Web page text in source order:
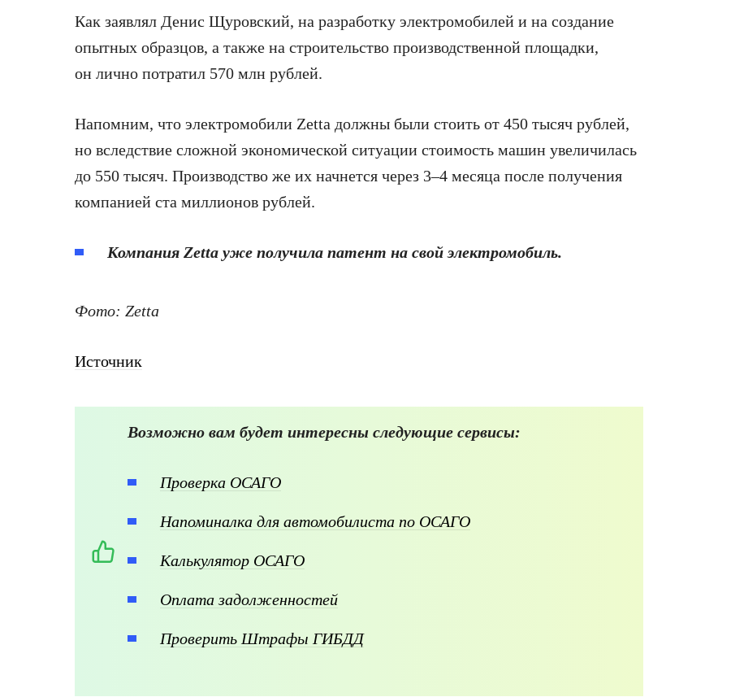
Как заявлял Денис Щуровский, на разработку электромобилей и на создание
опытных образцов, а также на строительство производственной площадки,
он лично потратил 570 млн рублей.
Напомним, что электромобили Zetta должны были стоить от 450 тысяч рублей,
но вследствие сложной экономической ситуации стоимость машин увеличилась
до 550 тысяч. Производство же их начнется через 3–4 месяца после получения
компанией ста миллионов рублей.
Компания Zetta уже получила патент на свой электромобиль.
Фото: Zetta
Источник
Возможно вам будет интересны следующие сервисы:
Проверка ОСАГО
Напоминалка для автомобилиста по ОСАГО
Калькулятор ОСАГО
Оплата задолженностей
Проверить Штрафы ГИБДД